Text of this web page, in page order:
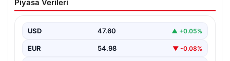
Durum Ve Analizler
çeken altın piyasası, küresel gelişmeler ve jeopolitik…
Piyasa Verileri
USD 47.60 ▲ +0.05%
EUR 54.98 ▼ -0.08%